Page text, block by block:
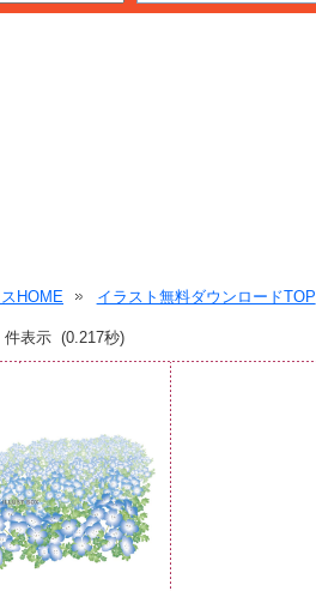
HOME イラスト無料ダウンロードTOP
件表示 (0.217秒)